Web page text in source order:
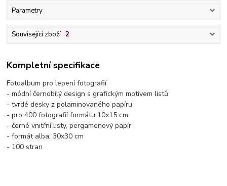
Parametry
Související zboží 2
Kompletní specifikace
Fotoalbum pro lepení fotografií
- módní černobílý design s grafickým motivem listů
- tvrdé desky z polaminovaného papíru
- pro 400 fotografií formátu 10x15 cm
- černé vnitřní listy, pergamenový papír
- formát alba: 30x30 cm
- 100 stran